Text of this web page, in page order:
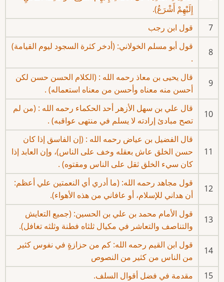
إِلَيْهِمْ أَشْرَعُ).
7
قول ابن رجب
8
قول أبو مسلم الخولاني: (أدخر كثرة السجود ليوم القيامة)
.
9
قال يحيى بن معاذ رحمه الله : (الكلام الحسن حسن لكن
أحسن منه معناه وأحسن من معناه استعماله) .
10
قال علي بن سهل الأزهر أحد الحكماء رحمه الله : (من لم
تصح مبادئ إرادته لا يسلم في منتهى عواقبه) .
11
قال الفضيل بن عياض رحمه الله : (إن الفاسق إذا كان
حسن الخلق عاش بعقله وخف على الناس)، وإن العابد إذا
كان سيء الخلق ثقل على الناس ومقتوه) .
12
قول مجاهد رحمه الله: (ما أدري أي النعمتين علي أعظم:
أن هداني للإسلام، أو عافاني من هذه الأهواء).
13
قول الأمام محمد بن علي بن الحسين: (جميع التعايش
والتناصف والتعاشر في مكيال ثلثاه فطنة وثلثه تغافل).
14
قول ابن القيم رحمه الله: كم من حزازةٍ في نفوس كثير
من الناس من كثير من النصوص
15
مقدمة في فضل أقوال السلف.